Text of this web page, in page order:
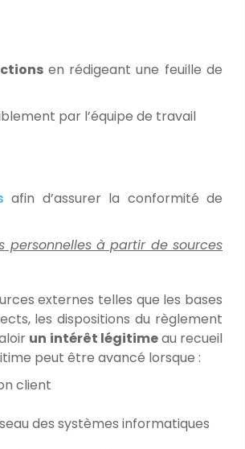
en rédigeant une feuille de
par l’équipe de travail
afin d’assurer la conformité de
personnelles à partir de sources
externes telles que les bases
les dispositions du règlement
un intérêt légitimeau recueil
peut être avancé lorsque :
client
des systèmes informatiques